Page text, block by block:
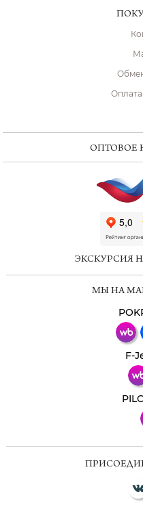
Оплата
ОПТОВОЕ
ЭКСКУРСИЯ
МЫ НА
F-